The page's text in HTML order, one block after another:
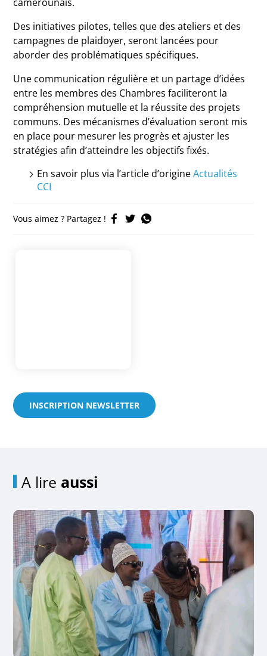
Des initiatives pilotes, telles que des ateliers et des
campagnes de plaidoyer, seront lancées pour
aborder des problématiques spécifiques.
Une communication régulière et un partage d’idées
entre les membres des Chambres faciliteront la
compréhension mutuelle et la réussite des projets
communs. Des mécanismes d’évaluation seront mis
en place pour mesurer les progrès et ajuster les
stratégies afin d’atteindre les objectifs fixés.
En savoir plus via l’article d’origineActualités
CCI
Vous aimez ? Partagez !
INSCRIPTION NEWSLETTER
A lire aussi